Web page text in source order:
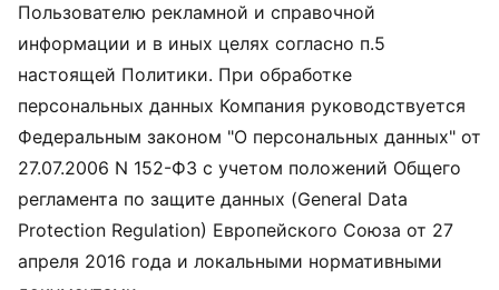
Пользователю рекламной и справочной
информации и в иных целях согласно п.5
настоящей Политики. При обработке
персональных данных Компания руководствуется
Федеральным законом "О персональных данных" от
27.07.2006 N 152-ФЗ с учетом положений Общего
регламента по защите данных (General Data
Protection Regulation) Европейского Союза от 27
апреля 2016 года и локальными нормативными